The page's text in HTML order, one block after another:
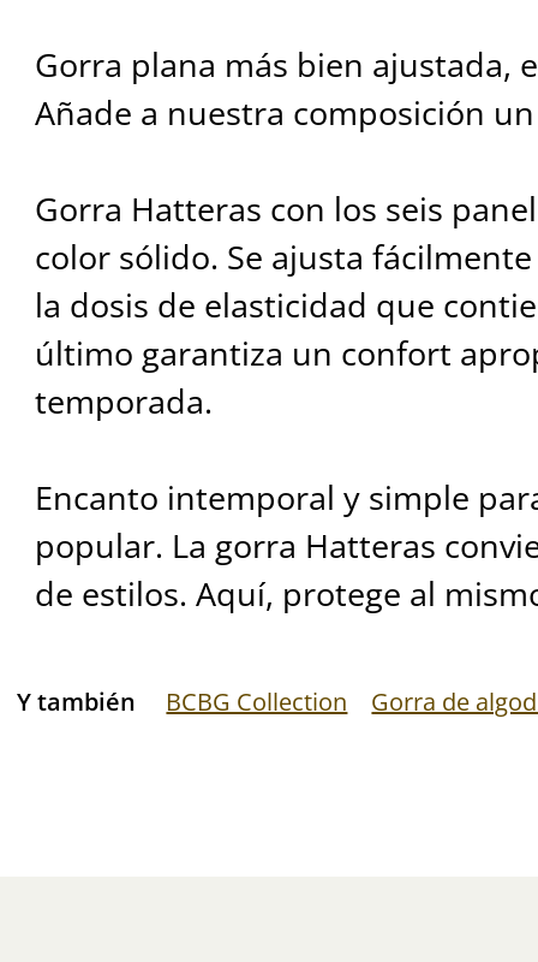
Gorra plana más bien ajustada,
Añade a nuestra composición
Gorra Hatteras con los seis
color sólido. Se ajusta
la dosis de elasticidad que
último garantiza un confort
temporada.
Encanto intemporal y simple
popular. La gorra Hatteras
de estilos. Aquí, protege al
Y también BCBG Collection Gorra de